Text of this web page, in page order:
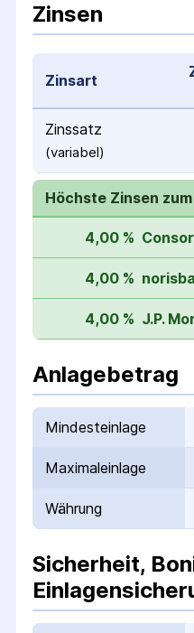
Zinsen
Zinsart
Zinssatz
(variabel)
Höchste Zinsen
4,00 %
4,00 %
4,00 % J.P.
Anlagebetrag
Mindesteinlage
Maximaleinlage
Währung
Sicherheit,